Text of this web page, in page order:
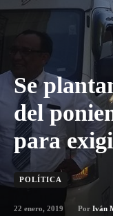
Se
del
para
POLÍTICA
22 enero, 2019 Por Iván